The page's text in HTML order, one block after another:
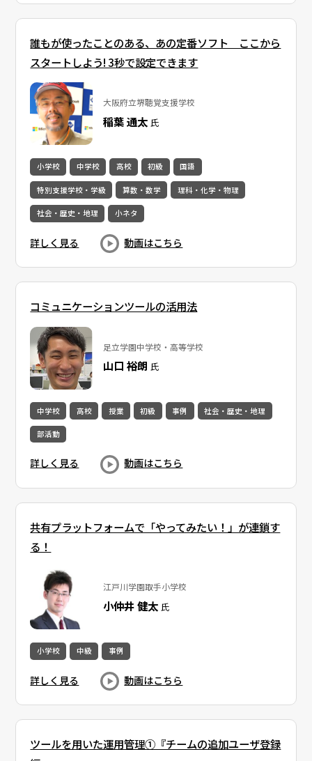
誰もが使ったことのある、あの定番ソフト ここから
スタートしよう! 3秒で設定できます
大阪府立堺聴覚支援学校
稲葉 通太 氏
小学校 中学校 高校 初級 国語
特別支援学校・学級 算数・数学 理科・化学・物理
社会・歴史・地理 小ネタ
詳しく見る 動画はこちら
コミュニケーションツールの活用法
足立学園中学校・高等学校
山口 裕朗 氏
中学校 高校 授業 初級 事例 社会・歴史・地理
部活動
詳しく見る 動画はこちら
共有プラットフォームで「やってみたい！」が連鎖す
る！
江戸川学園取手小学校
小仲井 健太 氏
小学校 中級 事例
詳しく見る 動画はこちら
ツールを用いた運用管理①『チームの追加ユーザ登録